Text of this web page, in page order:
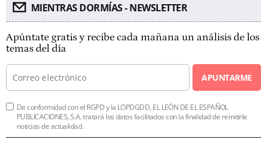
MIENTRAS DORMÍAS - NEWSLETTER
Apúntate gratis y recibe cada mañana un análisis de los
temas del día
APUNTARME
De conformidad con el RGPD y la LOPDGDD, EL LEÓN DE EL ESPAÑOL
PUBLICACIONES, S.A. tratará los datos facilitados con la finalidad de remitirle
noticias de actualidad.